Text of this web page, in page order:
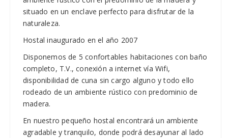
situado en un enclave perfecto para disfrutar de la
naturaleza.
Hostal inaugurado en el año 2007
Disponemos de 5 confortables habitaciones con baño
completo, T.V., conexión a internet vía Wifi,
disponibilidad de cuna sin cargo alguno y todo ello
rodeado de un ambiente rústico con predominio de
madera.
En nuestro pequeño hostal encontrará un ambiente
agradable y tranquilo, donde podrá desayunar al lado